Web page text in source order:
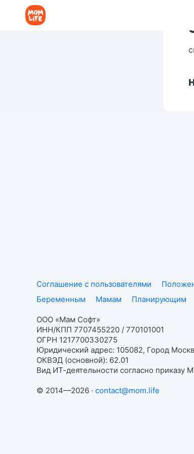
Соглашение с пользователями
Беременным
Мамам Планирующим
ООО «Мам Софт»
ИНН/КПП 7707455220 / 770101001
ОГРН 1217700330275
Юридический адрес: 105082, Город
ОКВЭД (основной): 62.01
Вид ИТ-деятельности согласно приказу
© 2014—2026 · contact@mom.life